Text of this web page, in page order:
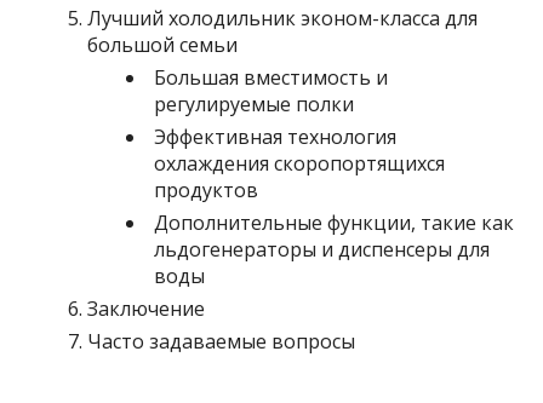
Лучший холодильник эконом-класса для
большой семьи
Большая вместимость и
регулируемые полки
Эффективная технология
охлаждения скоропортящихся
продуктов
Дополнительные функции, такие как
льдогенераторы и диспенсеры для
воды
Заключение
Часто задаваемые вопросы